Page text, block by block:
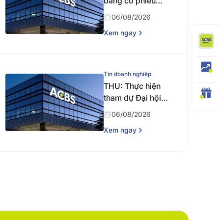
năm 2025
06/08/2026
Xem ngay
Tin doanh nghiệp
THU: Thực hiện
tham dự Đại hội
đồng cổ đông
thường niên năm
2026
06/08/2026
Xem ngay